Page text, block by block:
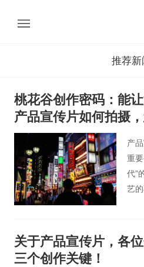
推荐新
桃花谷创作密码：能
产品宣传片如何拍摄
产
重
代”
艺
生“
同
关于产品宣传片，各
三个创作关键！